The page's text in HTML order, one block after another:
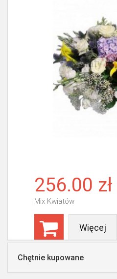
256.00 zł
Mix Kwiatów
Więcej
Chętnie kupowane